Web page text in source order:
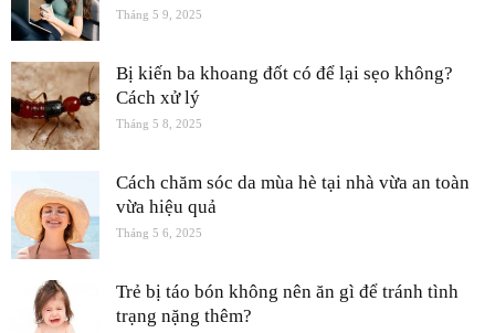
Tháng 5 9, 2025
Bị kiến ba khoang đốt có để lại sẹo không?
Cách xử lý
Tháng 5 8, 2025
Cách chăm sóc da mùa hè tại nhà vừa an toàn
vừa hiệu quả
Tháng 5 6, 2025
Trẻ bị táo bón không nên ăn gì để tránh tình
trạng nặng thêm?